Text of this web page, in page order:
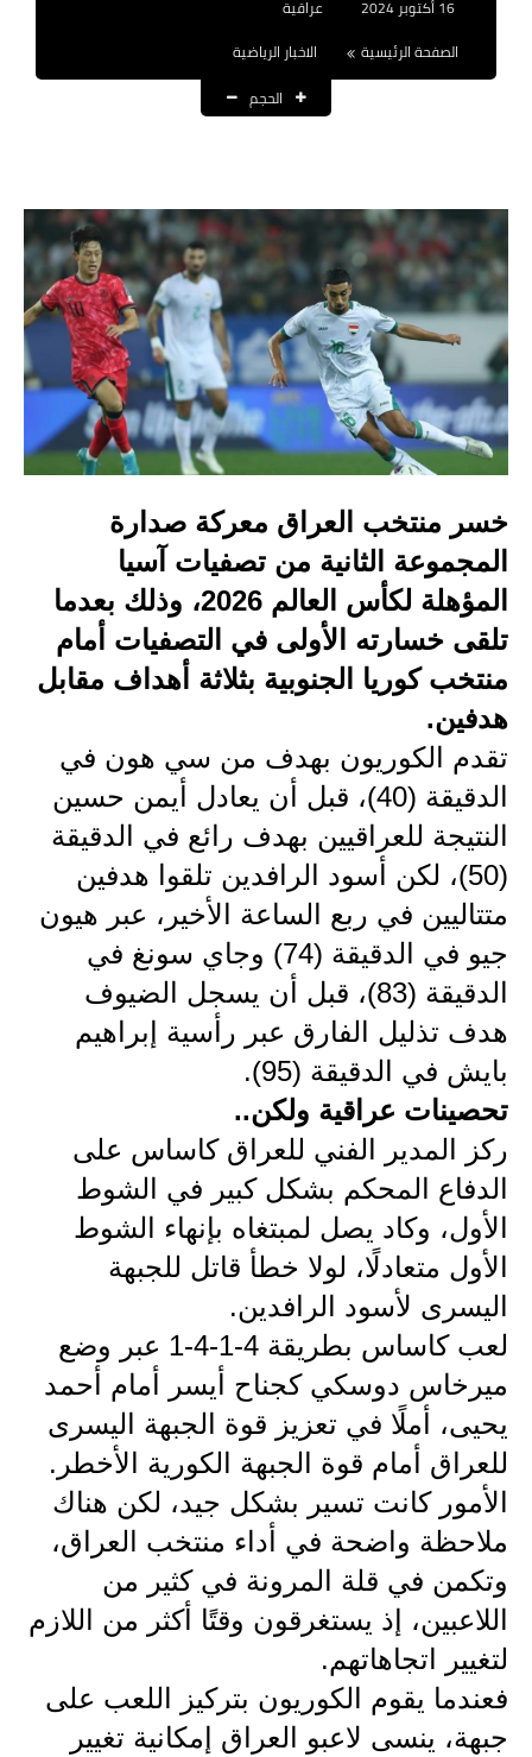
العقود والاجور اليومية
القروض والسلف
المنح المالية
قطع الاراضي
اخبار العراق
الاخبار السياسية
الاخبار الامنية
الاخبار الاقتصادية
الاخبار الرياضية
المدارس
نتائج الامتحانات
المرحلة الابتدائية
المرحلة المتوسطة
المرحلة الاعدادية
اسئلة وزارية
المرحلة المتوسطة
المرحلة الاعدادية
مرشحات
المرحلة الابتدائية
المرحلة المتوسطة
المرحلة الاعدادية
كتب مدرسية
المرحلة الابتدائية
المرحلة المتوسطة
المرحلة الاعدادية
المرحلة الابتدائية
16 أكتوبر 2024
عراقية
الصفحة الرئيسية
الاخبار الرياضية
الحجم
خسر منتخب العراق معركة صدارة
المجموعة الثانية من تصفيات آسيا
المؤهلة لكأس العالم 2026، وذلك بعدما
تلقى خسارته الأولى في التصفيات أمام
منتخب كوريا الجنوبية بثلاثة أهداف مقابل
هدفين.
تقدم الكوريون بهدف من سي هون في
الدقيقة (40)، قبل أن يعادل أيمن حسين
النتيجة للعراقيين بهدف رائع في الدقيقة
(50)، لكن أسود الرافدين تلقوا هدفين
متتاليين في ربع الساعة الأخير، عبر هيون
جيو في الدقيقة (74) وجاي سونغ في
الدقيقة (83)، قبل أن يسجل الضيوف
هدف تذليل الفارق عبر رأسية إبراهيم
بايش في الدقيقة (95).
تحصينات عراقية ولكن..
ركز المدير الفني للعراق كاساس على
الدفاع المحكم بشكل كبير في الشوط
الأول، وكاد يصل لمبتغاه بإنهاء الشوط
الأول متعادلًا، لولا خطأ قاتل للجبهة
اليسرى لأسود الرافدين.
لعب كاساس بطريقة 4-1-4-1 عبر وضع
ميرخاس دوسكي كجناح أيسر أمام أحمد
يحيى، أملًا في تعزيز قوة الجبهة اليسرى
للعراق أمام قوة الجبهة الكورية الأخطر.
الأمور كانت تسير بشكل جيد، لكن هناك
ملاحظة واضحة في أداء منتخب العراق،
وتكمن في قلة المرونة في كثير من
اللاعبين، إذ يستغرقون وقتًا أكثر من اللازم
لتغيير اتجاهاتهم.
فعندما يقوم الكوريون بتركيز اللعب على
جبهة، ينسى لاعبو العراق إمكانية تغيير